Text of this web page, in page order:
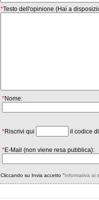
*Testo dell'opinione (Hai a
*Nome:
*Riscrivi qui il codice
*E-Mail (non viene resa pubblica):
Cliccando su Invia accetto "Informativa ai